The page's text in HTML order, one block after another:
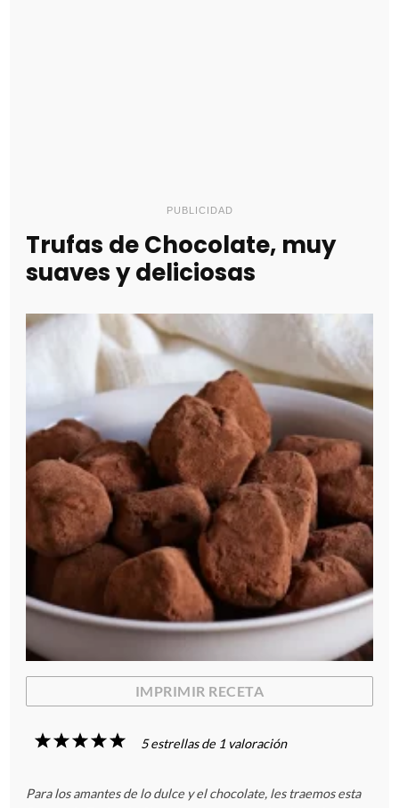
PUBLICIDAD
Trufas de Chocolate, muy
suaves y deliciosas
IMPRIMIR RECETA
5
4
3
2
1
5estrellas de 1 valoración
Para los amantes de lo dulce y el chocolate, les traemos esta